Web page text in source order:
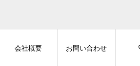
会社概要 お問い合わせ